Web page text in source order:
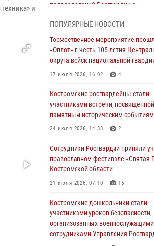
и
подразделений Росгвардии с
Сотрудники подразделений
разрешительной работы провели
тысяч проверок у костромских
06 августа 2026, 07:50
В Костромской области
проведение акции «Каникулы с
В Росгвардии по Костромской
проходят мероприятия,
годовщине со дня рождения
04 августа 2026, 11:35
Состоялась рабочая встреча
Росгвардии Героя России генерала
Виктора Золотова с заместителем
ПОПУЛЯРНЫЕ НОВОСТИ
Торжественное мероприятие
«Оплот» в честь 105-летия
округа войск национальной
17 июля 2026, 16:02 4
Костромские росгвардейцы стали
участниками встречи, посвященной
памятным историческим событиям
24 июля 2026, 14:33 2
Сотрудники Росгвардии приняли
православном фестивале «Святая
Костромской области
21 июля 2026, 07:10 15
Костромские дошкольники стали
участниками уроков безопасности,
организованных
сотрудниками Управления